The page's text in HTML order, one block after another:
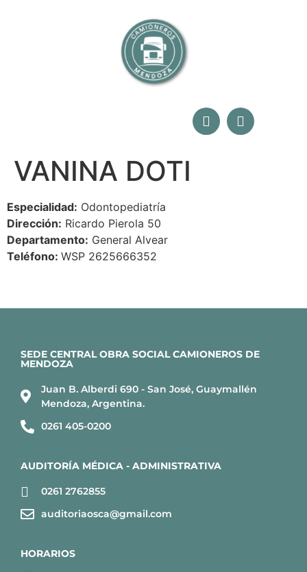
VANINA DOTI
Especialidad: Odontopediatría
Dirección: Ricardo Pierola 50
Departamento: General Alvear
Teléfono: WSP 2625666352
SEDE CENTRAL OBRA SOCIAL CAMIONEROS DE
MENDOZA
Juan B. Alberdi 690 - San José, Guaymallén
Mendoza, Argentina.
0261 405-0200
AUDITORÍA MÉDICA - ADMINISTRATIVA
0261 2762855
auditoriaosca@gmail.com
HORARIOS